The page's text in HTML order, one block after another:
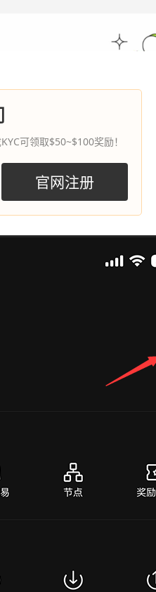
可领取$50~$100奖励！
官网注册